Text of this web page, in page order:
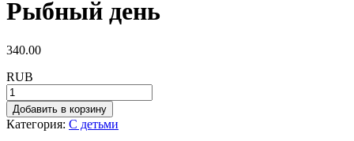
Рыбный день
340.00
RUB
Добавить в корзину
Категория: С детьми